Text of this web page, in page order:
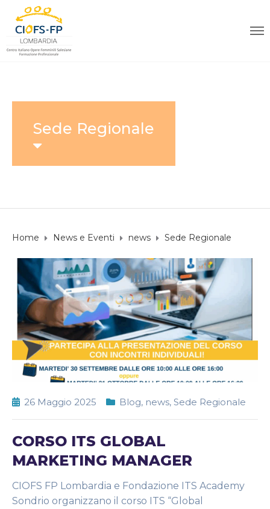
Sede Regionale
Home News e Eventi news Sede Regionale
26 Maggio 2025 Blog, news, Sede Regionale
CORSO ITS GLOBAL
MARKETING MANAGER
CIOFS FP Lombardia e Fondazione ITS Academy
Sondrio organizzano il corso ITS “Global